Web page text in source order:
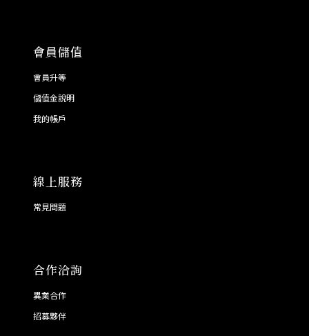
會員儲值
會員升等
儲值金說明
我的帳戶
線上服務
常見問題
合作洽詢
異業合作
招募夥伴